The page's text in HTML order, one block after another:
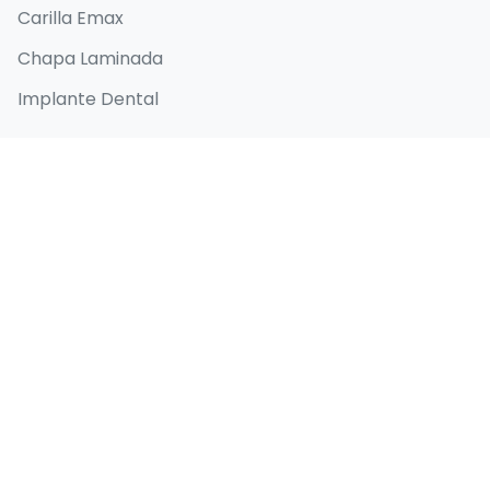
Carilla Emax
Chapa Laminada
Implante Dental